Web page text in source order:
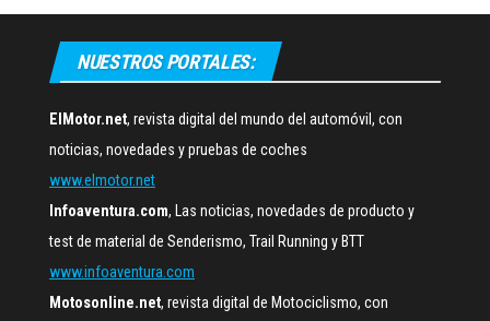
NUESTROS PORTALES:
ElMotor.net, revista digital del mundo del automóvil, con
noticias, novedades y pruebas de coches
www.elmotor.net
Infoaventura.com, Las noticias, novedades de producto y
test de material de Senderismo, Trail Running y BTT
www.infoaventura.com
Motosonline.net, revista digital de Motociclismo, con